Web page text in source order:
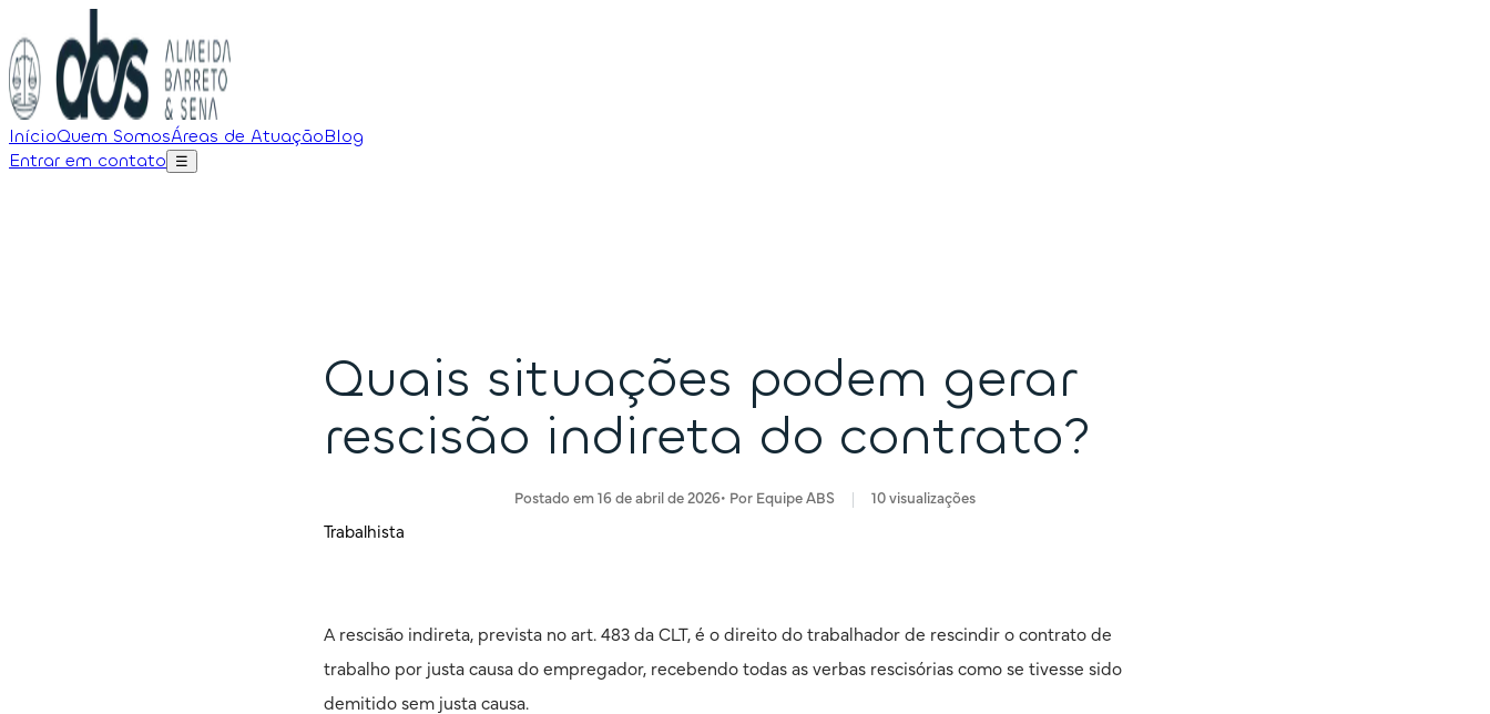
InícioQuem SomosÁreas de AtuaçãoBlog
Entrar em contato
☰
Quais situações podem gerar
rescisão indireta do contrato?
Postado em 16 de abril de 2026• Por Equipe ABS 10 visualizações
Trabalhista
A rescisão indireta, prevista no art. 483 da CLT, é o direito do trabalhador de rescindir o contrato de
trabalho por justa causa do empregador, recebendo todas as verbas rescisórias como se tivesse sido
demitido sem justa causa.